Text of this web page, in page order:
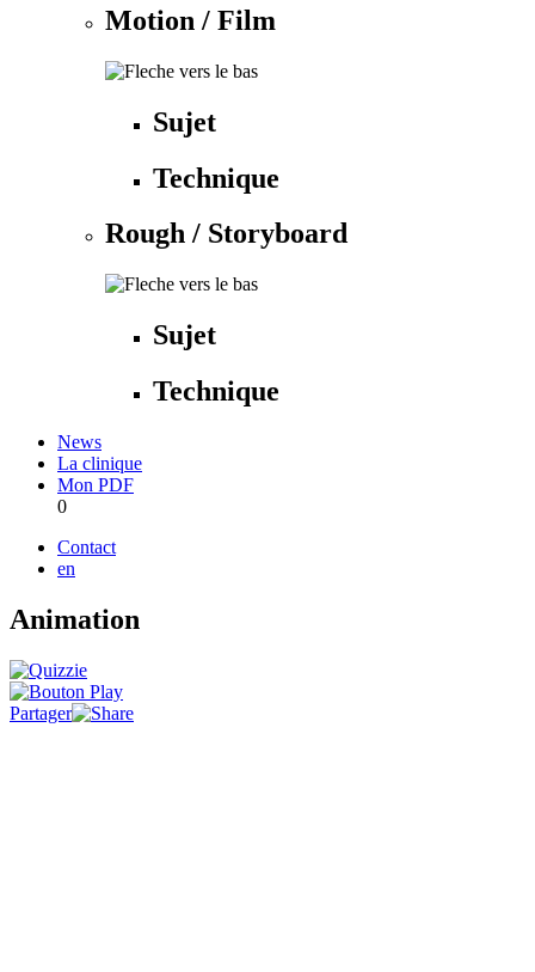
Motion / Film
Sujet
Technique
Rough / Storyboard
Sujet
Technique
News
La clinique
Mon PDF
0
Contact
en
Animation
Partager